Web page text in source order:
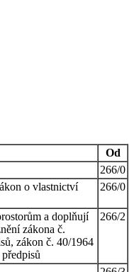
Od
266/0
o vlastnictví
266/0
a doplňují
zákona č.
zákon č. 40/1964
266/2